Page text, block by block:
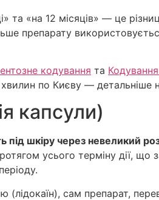
«на 12 місяців» — це
препарату
кодування та
по Києву — детальніше
капсули)
під шкіру через невеликий
усього терміну дії, що
сам препарат,